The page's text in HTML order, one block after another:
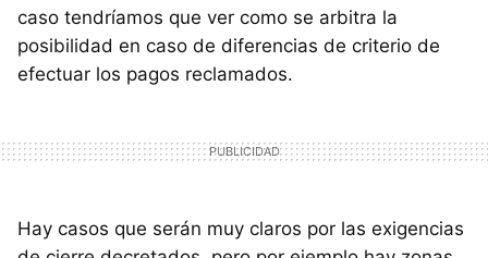
caso tendríamos que ver como se arbitra la
posibilidad en caso de diferencias de criterio de
efectuar los pagos reclamados.
Hay casos que serán muy claros por las exigencias